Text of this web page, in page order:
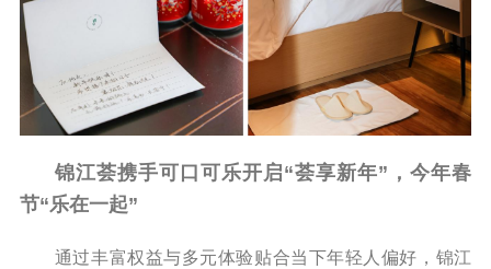
锦江荟携手可口可乐开启“荟享新年” ，今年春
节“乐在一起”
通过丰富权益与多元体验贴合当下年轻人偏好，锦江